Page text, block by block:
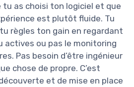
tu as choisi ton logiciel et que
est plutôt fluide. Tu
règles ton gain en regardant
actives ou pas le monitoring
Pas besoin d’être ingénieur
chose de propre. C’est
et de mise en place